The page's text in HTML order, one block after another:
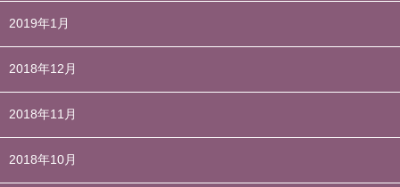
2019年1月
2018年12月
2018年11月
2018年10月